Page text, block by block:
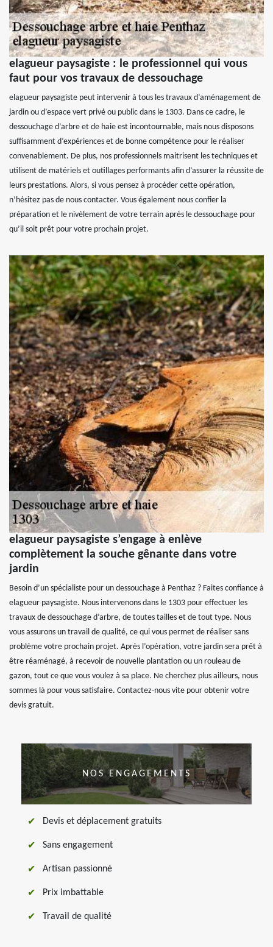
elagueur paysagiste : le professionnel qui vous
faut pour vos travaux de dessouchage
elagueur paysagiste peut intervenir à tous les travaux d’aménagement de
jardin ou d’espace vert privé ou public dans le 1303. Dans ce cadre, le
dessouchage d’arbre et de haie est incontournable, mais nous disposons
suffisamment d’expériences et de bonne compétence pour le réaliser
convenablement. De plus, nos professionnels maitrisent les techniques et
utilisent de matériels et outillages performants afin d’assurer la réussite de
leurs prestations. Alors, si vous pensez à procéder cette opération,
n’hésitez pas de nous contacter. Vous également nous confier la
préparation et le nivèlement de votre terrain après le dessouchage pour
qu’il soit prêt pour votre prochain projet.
elagueur paysagiste s’engage à enlève
complètement la souche gênante dans votre
jardin
Besoin d’un spécialiste pour un dessouchage à Penthaz ? Faites confiance à
elagueur paysagiste. Nous intervenons dans le 1303 pour effectuer les
travaux de dessouchage d’arbre, de toutes tailles et de tout type. Nous
vous assurons un travail de qualité, ce qui vous permet de réaliser sans
problème votre prochain projet. Après l’opération, votre jardin sera prêt à
être réaménagé, à recevoir de nouvelle plantation ou un rouleau de
gazon, tout ce que vous voulez à sa place. Ne cherchez plus ailleurs, nous
sommes là pour vous satisfaire. Contactez-nous vite pour obtenir votre
devis gratuit.
NOS ENGAGEMENTS
Devis et déplacement gratuits
Sans engagement
Artisan passionné
Prix imbattable
Travail de qualité